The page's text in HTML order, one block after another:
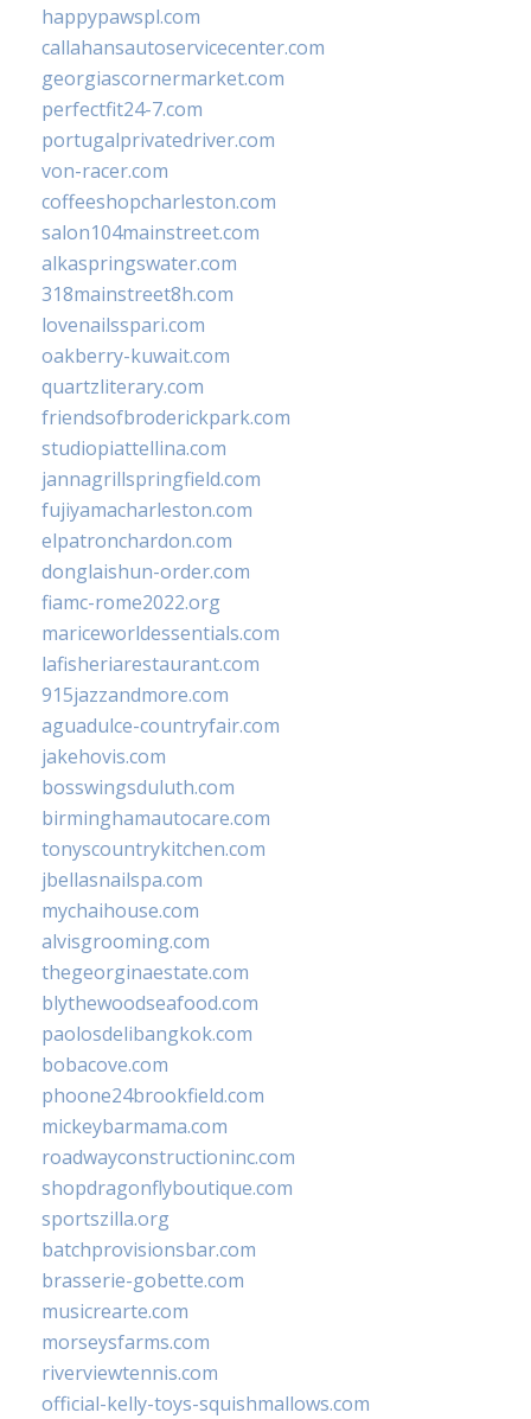
happypawspl.com
callahansautoservicecenter.com
georgiascornermarket.com
perfectfit24-7.com
portugalprivatedriver.com
von-racer.com
coffeeshopcharleston.com
salon104mainstreet.com
alkaspringswater.com
318mainstreet8h.com
lovenailsspari.com
oakberry-kuwait.com
quartzliterary.com
friendsofbroderickpark.com
studiopiattellina.com
jannagrillspringfield.com
fujiyamacharleston.com
elpatronchardon.com
donglaishun-order.com
fiamc-rome2022.org
mariceworldessentials.com
lafisheriarestaurant.com
915jazzandmore.com
aguadulce-countryfair.com
jakehovis.com
bosswingsduluth.com
birminghamautocare.com
tonyscountrykitchen.com
jbellasnailspa.com
mychaihouse.com
alvisgrooming.com
thegeorginaestate.com
blythewoodseafood.com
paolosdelibangkok.com
bobacove.com
phoone24brookfield.com
mickeybarmama.com
roadwayconstructioninc.com
shopdragonflyboutique.com
sportszilla.org
batchprovisionsbar.com
brasserie-gobette.com
musicrearte.com
morseysfarms.com
riverviewtennis.com
official-kelly-toys-squishmallows.com